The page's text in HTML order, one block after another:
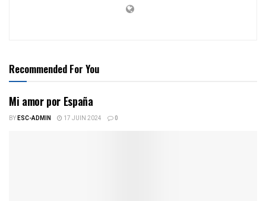
Recommended For You
Mi amor por España
BYESC-ADMIN 17 JUIN 2024 0